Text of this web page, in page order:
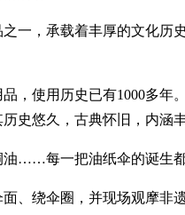
一，承载着丰厚的文化历
，使用历史已有1000多年
史悠久，古典怀旧，内涵
……每一把油纸伞的诞生都
、绕伞圈，并现场观摩非